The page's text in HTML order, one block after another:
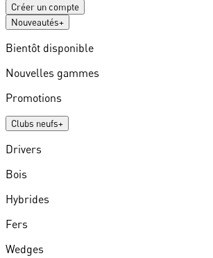
Créer un compte
Nouveautés+
Bientôt disponible
Nouvelles gammes
Promotions
Clubs neufs+
Drivers
Bois
Hybrides
Fers
Wedges